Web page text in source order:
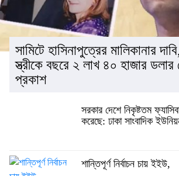
সামিটে হাসিনাপুত্রের মালিকানার
স্ত্রীকে বছরে ২ লাখ ৪০ হাজার
প্রকাশ
সরকার দেশে নিকৃষ্টতম
করেছে: ঢাকা সাংবাদিক
শান্তিপূর্ণ নির্বাচন চায় ইইউ,